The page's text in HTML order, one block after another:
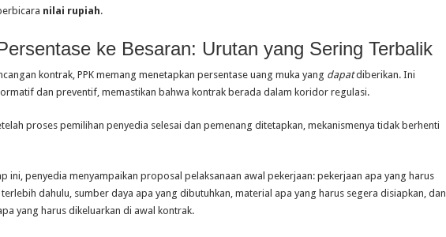
nilai rupiah.
ke Besaran: Urutan yang Sering Terbalik
kontrak, PPK memang menetapkan persentase uang muka yang dapatdiberikan. Ini
dan preventif, memastikan bahwa kontrak berada dalam koridor regulasi.
proses pemilihan penyedia selesai dan pemenang ditetapkan, mekanismenya tidak berhenti
ini, penyedia menyampaikan proposal pelaksanaan awal pekerjaan: pekerjaan apa yang harus
dahulu, sumber daya apa yang dibutuhkan, material apa yang harus segera disiapkan, dan
yang harus dikeluarkan di awal kontrak.